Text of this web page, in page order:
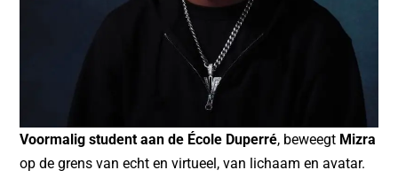
Voormalig student aan de École Duperré, beweegt Mizra
op de grens van echt en virtueel, van lichaam en avatar.